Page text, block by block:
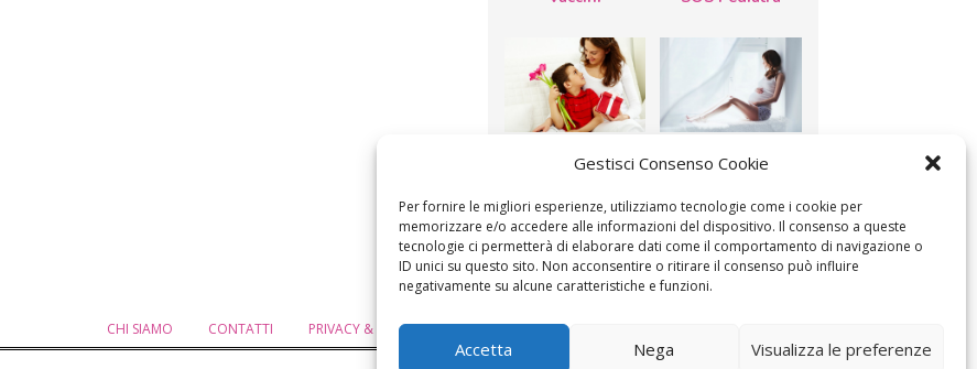
Gestisci Consenso Cookie
Per fornire le migliori esperienze, utilizziamo tecnologie come i cookie per
memorizzare e/o accedere alle informazioni del dispositivo. Il consenso a queste
tecnologie ci permetterà di elaborare dati come il comportamento di navigazione o
ID unici su questo sito. Non acconsentire o ritirare il consenso può influire
negativamente su alcune caratteristiche e funzioni.
Accetta Nega Visualizza le preferenze
Festa della
mamma: lavoretti,
filastrocche
Le settimane di
gravidanza
CHI SIAMO CONTATTI PRIVACY & COOKIE POLICY MODIFICA IL CONSENSO